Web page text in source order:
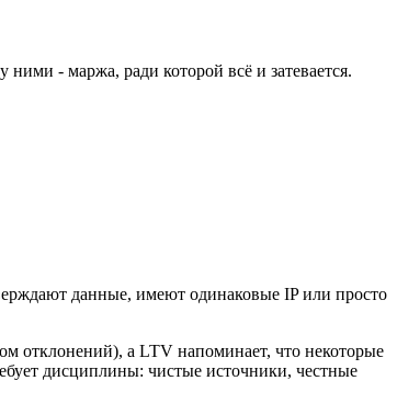
ними - маржа, ради которой всё и затевается.
данные, имеют одинаковые IP или просто
отклонений), а LTV напоминает, что некоторые
дисциплины: чистые источники, честные